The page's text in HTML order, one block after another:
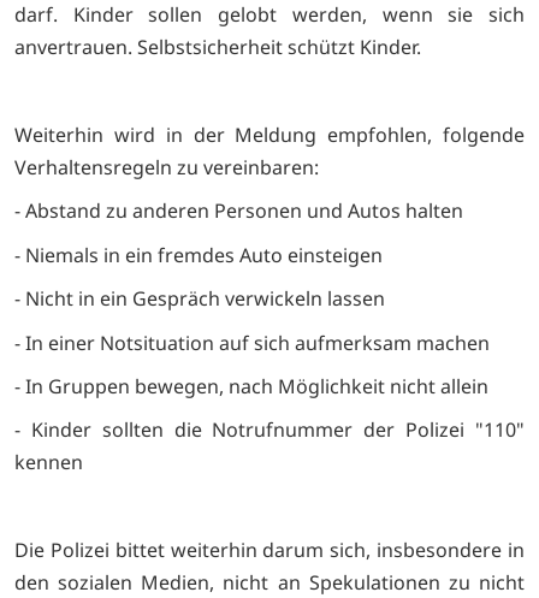
darf. Kinder sollen gelobt werden, wenn sie sich
anvertrauen. Selbstsicherheit schützt Kinder.
Weiterhin wird in der Meldung empfohlen, folgende
Verhaltensregeln zu vereinbaren:
- Abstand zu anderen Personen und Autos halten
- Niemals in ein fremdes Auto einsteigen
- Nicht in ein Gespräch verwickeln lassen
- In einer Notsituation auf sich aufmerksam machen
- In Gruppen bewegen, nach Möglichkeit nicht allein
- Kinder sollten die Notrufnummer der Polizei "110"
kennen
Die Polizei bittet weiterhin darum sich, insbesondere in
den sozialen Medien, nicht an Spekulationen zu nicht